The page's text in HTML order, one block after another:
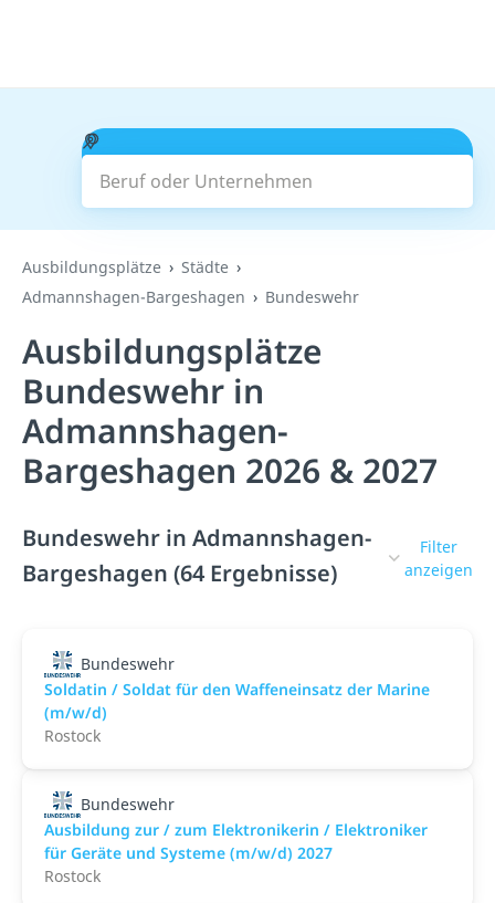
Beruf oder Unternehmen
Suchen
Ausbildungsplätze
Städte
Admannshagen-Bargeshagen
Bundeswehr
Ausbildungsplätze
Bundeswehr in
Admannshagen-
Bargeshagen 2026 & 2027
Bundeswehr in Admannshagen-
Bargeshagen (64 Ergebnisse)
Filter
anzeigen
Bundeswehr
Soldatin / Soldat für den Waffen­einsatz der Marine
(m/w/d)
Rostock
Bundeswehr
Ausbildung zur / zum Elektronikerin / Elektroniker
für Geräte und Systeme (m/w/d) 2027
Rostock